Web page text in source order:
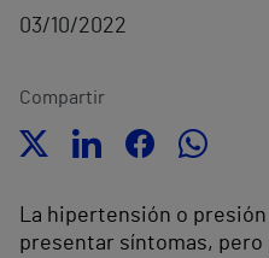
03/10/2022
Compartir
La hipertensión o
presentar síntomas, pero